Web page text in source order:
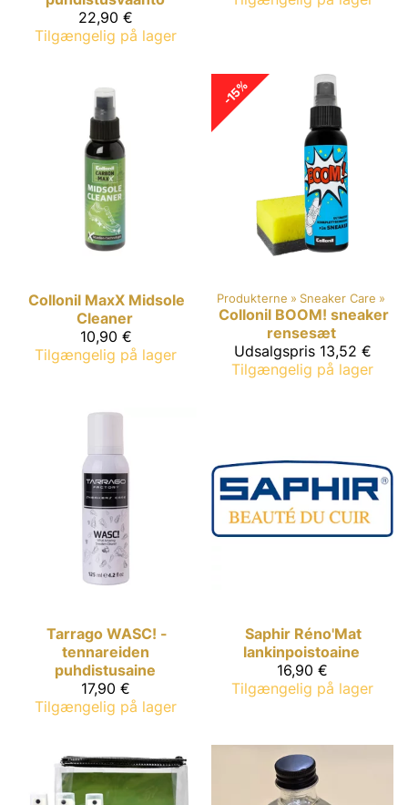
22,90 €
Tilgængelig på lager
Collonil MaxX Midsole
Cleaner
10,90 €
Tilgængelig på lager
-15%
Produkterne ‪» Sneaker Care ‪»
Collonil BOOM! sneaker
rensesæt
Udsalgspris13,52 €
Tilgængelig på lager
Tarrago WASC! -
tennareiden
puhdistusaine
17,90 €
Tilgængelig på lager
Saphir Réno'Mat
lankinpoistoaine
16,90 €
Tilgængelig på lager